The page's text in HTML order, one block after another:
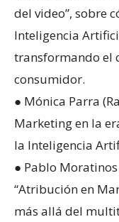
del video”, sobre
Inteligencia
transformando el
consumidor.
● Mónica Parra
Marketing en la
la Inteligencia
● Pablo
“Atribución en
más allá del